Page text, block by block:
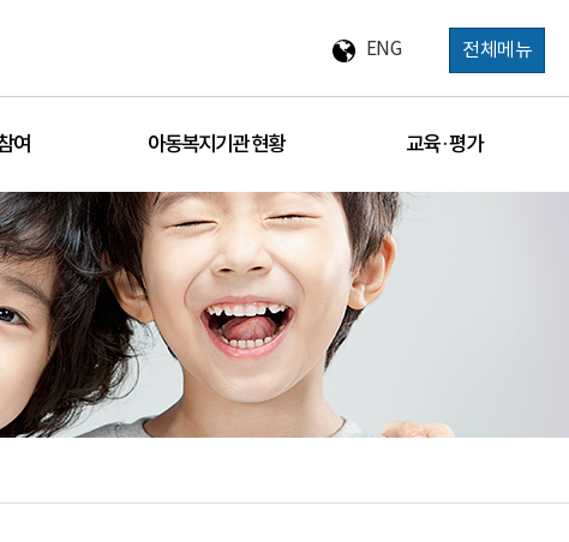
여 아동복지기관 현황 교육 · 평가
ENG 전체메뉴